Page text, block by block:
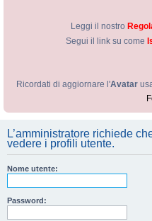
Leggi il nostro
Segui il link su come
Ricordati di aggiornare l'Avatar
L’amministratore richiede
vedere i profili utente.
Nome utente:
Password: